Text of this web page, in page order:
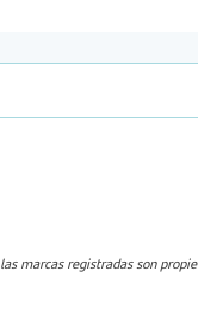
marcas registradas son